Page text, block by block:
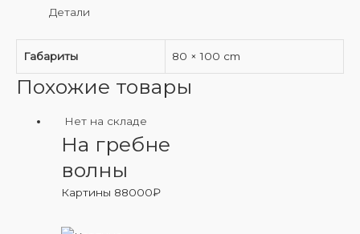
Детали
Габариты 80 × 100 cm
Похожие товары
Нет на складе
На гребне
волны
Картины 88000₽